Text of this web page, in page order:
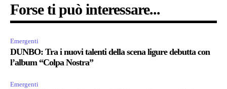
Forse ti può interessare...
Emergenti
DUNBO: Tra i nuovi talenti della scena ligure debutta con
l’album “Colpa Nostra”
Emergenti